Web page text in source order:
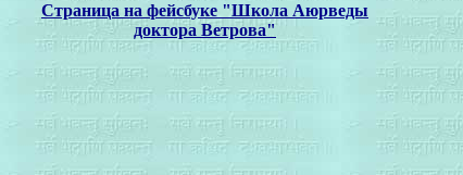
Страница на фейсбуке "Школа Аюрведы
доктора Ветрова"